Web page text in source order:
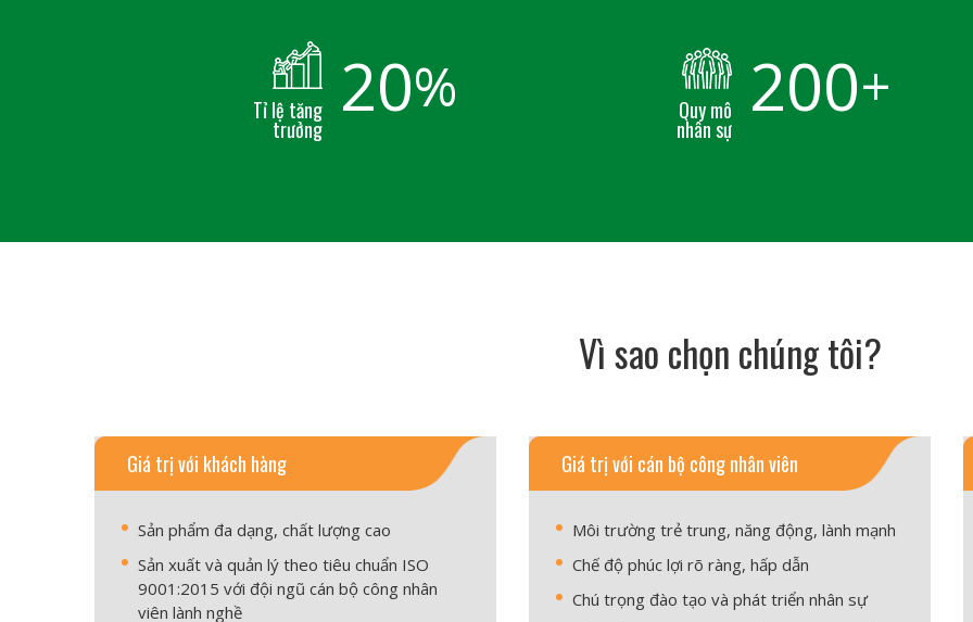
Tỉ lệ tăng
trưởng 20% Quy mô
nhân sự 200+
Vì sao chọn chúng tôi?
Giá trị với khách hàng
Sản phẩm đa dạng, chất lượng cao
Sản xuất và quản lý theo tiêu chuẩn ISO
9001:2015 với đội ngũ cán bộ công nhân
viên lành nghề
Giá trị với cán bộ công nhân viên
Môi trường trẻ trung, năng động, lành mạnh
Chế độ phúc lợi rõ ràng, hấp dẫn
Chú trọng đào tạo và phát triển nhân sự